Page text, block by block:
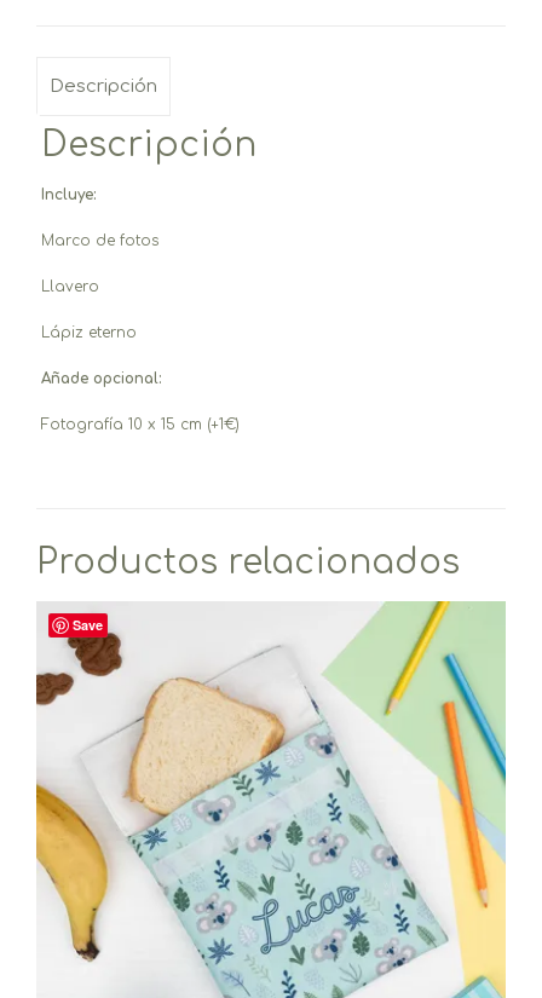
Descripción
Descripción
Incluye:
Marco de fotos
Llavero
Lápiz eterno
Añade opcional:
Fotografía 10 x 15 cm (+1€)
Productos relacionados
Save